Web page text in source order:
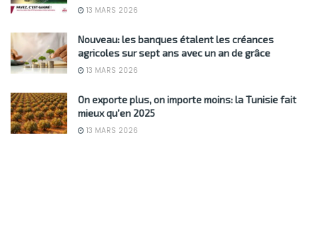
13 MARS 2026
Nouveau: les banques étalent les créances
agricoles sur sept ans avec un an de grâce
13 MARS 2026
On exporte plus, on importe moins: la Tunisie fait
mieux qu’en 2025
13 MARS 2026